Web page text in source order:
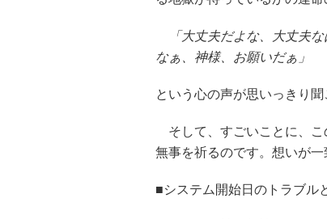
「大丈夫だよな、大丈夫な
なぁ、神様、お願いだぁ」
という心の声が思いっきり聞
そして、すごいことに、こ
無事を祈るのです。想いが一
■システム開始日のトラブル